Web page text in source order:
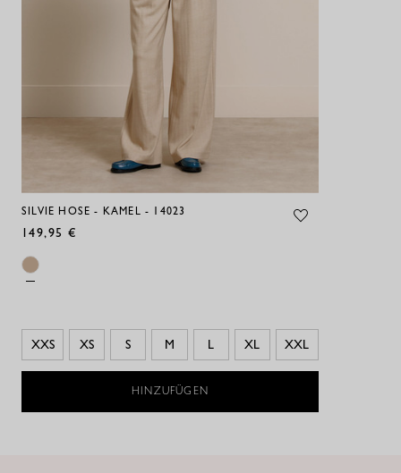
SILVIE HOSE - KAMEL - 14023
149,95 €
XXS XS S M L XL XXL
HINZUFÜGEN